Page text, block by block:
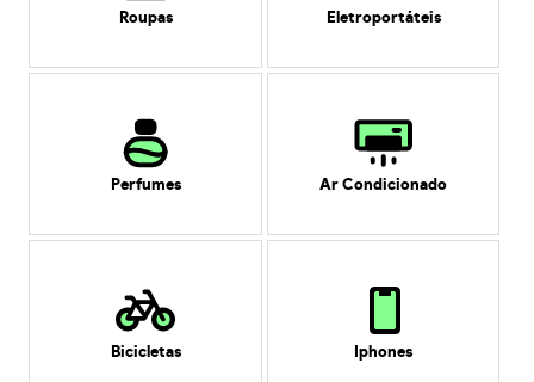
Roupas Eletroportáteis
Perfumes Ar Condicionado
Bicicletas Iphones